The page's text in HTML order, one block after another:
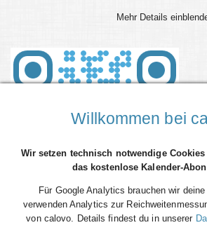
Mehr Details
Willkommen bei
Wir setzen technisch notwendige
das kostenlose Kalender-
Für Google Analytics brauchen wir
verwenden Analytics zur
von calovo. Details findest du in unserer